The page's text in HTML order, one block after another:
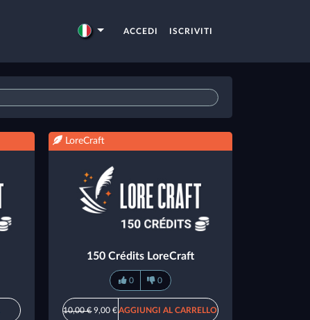
ACCEDI ISCRIVITI
LoreCraft
150 Crédits LoreCraft
0 0
10,00 €9,00 € AGGIUNGI AL CARRELLO